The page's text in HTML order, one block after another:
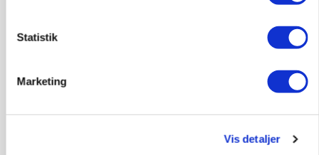
Statistik
Marketing
Vis detaljer